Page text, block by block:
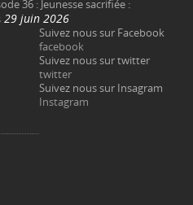
36 : Jeunesse sacrifiée :
29 juin 2026
Suivez nous sur Facebook
facebook
Suivez nous sur twitter
twitter
Suivez nous sur Insagram
Instagram